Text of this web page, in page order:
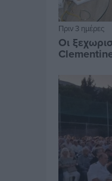
Πριν 3 ημέρες
Οι